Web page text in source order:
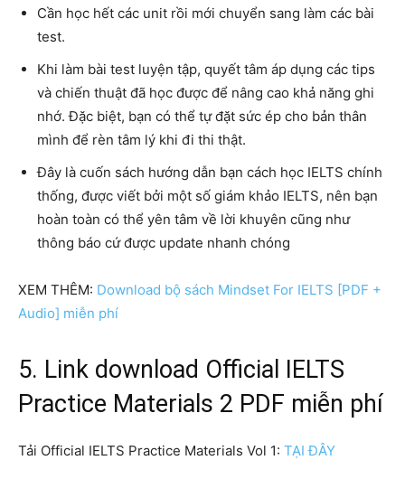
Cần học hết các unit rồi mới chuyển sang làm các bài
test.
Khi làm bài test luyện tập, quyết tâm áp dụng các tips
và chiến thuật đã học được để nâng cao khả năng ghi
nhớ. Đặc biệt, bạn có thể tự đặt sức ép cho bản thân
mình để rèn tâm lý khi đi thi thật.
Đây là cuốn sách hướng dẫn bạn cách học IELTS chính
thống, được viết bởi một số giám khảo IELTS, nên bạn
hoàn toàn có thể yên tâm về lời khuyên cũng như
thông báo cứ được update nhanh chóng
XEM THÊM: Download bộ sách Mindset For IELTS [PDF +
Audio] miễn phí
5. Link download Official IELTS
Practice Materials 2 PDF miễn phí
Tải Official IELTS Practice Materials Vol 1: TẠI ĐÂY